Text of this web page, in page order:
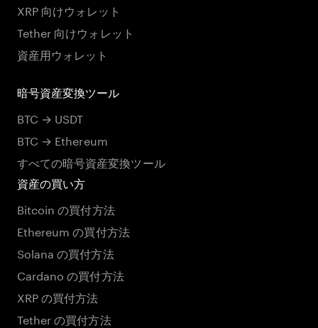
XRP 向けウォレット
Tether 向けウォレット
資産用ウォレット
暗号資産変換ツール
BTC → USDT
BTC → Ethereum
すべての暗号資産変換ツール
資産の買い方
Bitcoin の買付方法
Ethereum の買付方法
Solana の買付方法
Cardano の買付方法
XRP の買付方法
Tether の買付方法